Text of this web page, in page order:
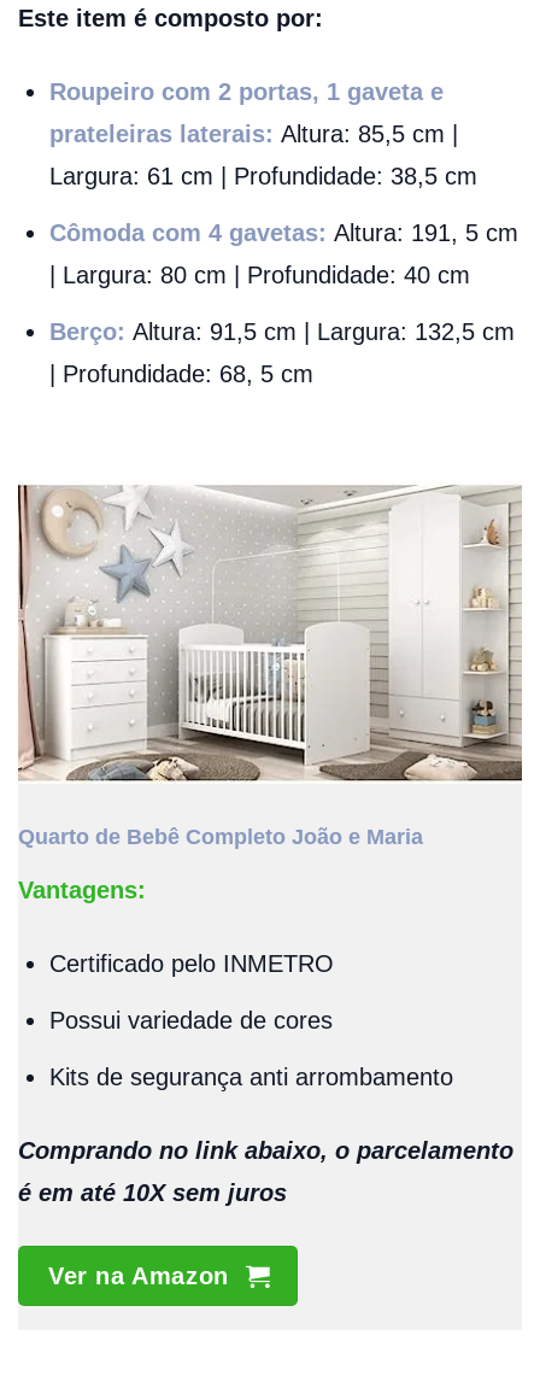
Este item é composto por:
Roupeiro com 2 portas, 1 gaveta e
prateleiras laterais: Altura: 85,5 cm |
Largura: 61 cm | Profundidade: 38,5 cm
Cômoda com 4 gavetas: Altura: 191, 5 cm
| Largura: 80 cm | Profundidade: 40 cm
Berço: Altura: 91,5 cm | Largura: 132,5 cm
| Profundidade: 68, 5 cm
Quarto de Bebê Completo João e Maria
Vantagens:
Certificado pelo INMETRO
Possui variedade de cores
Kits de segurança anti arrombamento
Comprando no link abaixo, o parcelamento
é em até 10X sem juros
Ver na Amazon